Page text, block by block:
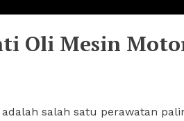
Oli Mesin
salah satu perawatan